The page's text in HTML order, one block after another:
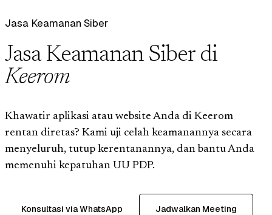
Jasa Keamanan Siber
Jasa Keamanan Siber di
Keerom
Khawatir aplikasi atau website Anda di Keerom
rentan diretas? Kami uji celah keamanannya secara
menyeluruh, tutup kerentanannya, dan bantu Anda
memenuhi kepatuhan UU PDP.
Konsultasi via WhatsApp Jadwalkan Meeting